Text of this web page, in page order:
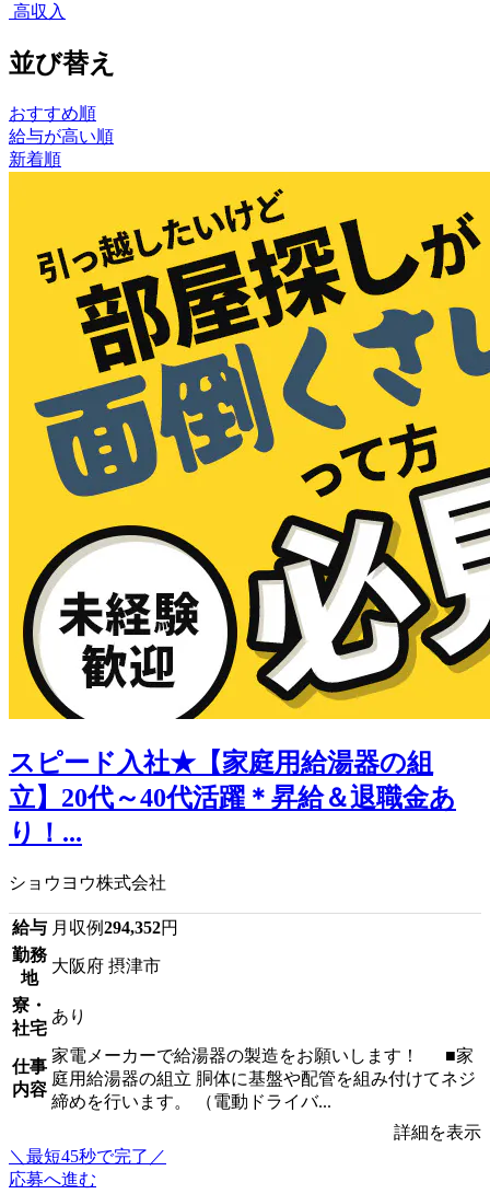
高収入
並び替え
おすすめ順
給与が高い順
新着順
スピード入社★【家庭用給湯器の組
立】20代～40代活躍＊昇給＆退職金あ
り！...
ショウヨウ株式会社
給与 月収例294,352円
勤務
地
大阪府 摂津市
寮・
社宅
あり
仕事
内容
家電メーカーで給湯器の製造をお願いします！ ■家
庭用給湯器の組立 胴体に基盤や配管を組み付けてネジ
締めを行います。 （電動ドライバ...
詳細を表示
＼最短45秒で完了／
応募へ進む